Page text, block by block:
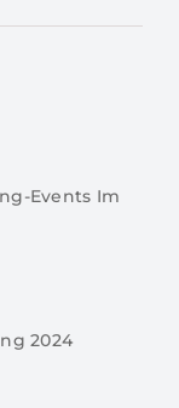
Events Im
2024